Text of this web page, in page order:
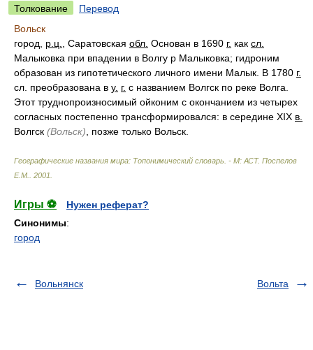
Толкование
Перевод
Вольск
город, р.ц. , Саратовская обл. Основан в 1690 г. как сл.
Малыковка при впадении в Волгу р Малыковка; гидроним
образован из гипотетического личного имени Малык. В 1780 г.
сл. преобразована в у. г. с названием Волгск по реке Волга.
Этот труднопроизносимый ойконим с окончанием из четырех
согласных постепенно трансформировался: в середине XIX в.
Волгск (Вольск) , позже только Вольск.
Географические названия мира: Топонимический словарь. - М: АСТ. Поспелов
Е.М.
2001
Игры ⚽
Нужен реферат?
Синонимы:
город
Вольнянск Вольта